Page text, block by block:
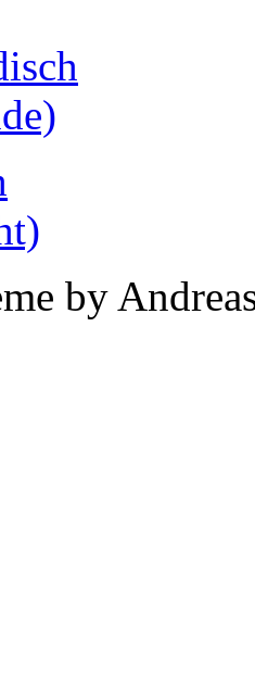
by